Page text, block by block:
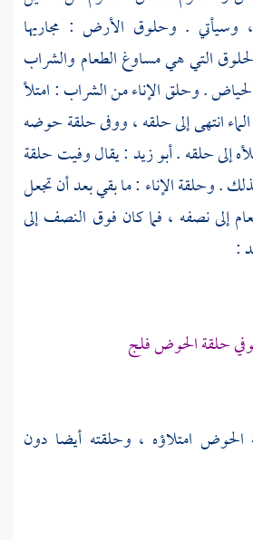
وسيأتي . وحلوق الأرض : مجاريها
التي هي مساوغ الطعام والشراب
. وحلق الإناء من الشراب : امتلأ
انتهى إلى حلقه ، ووفى حلقة حوضه
إلى حلقه .أبو زيد: يقال وفيت حلقة
. وحلقة الإناء : ما بقي بعد أن تجعل
إلى نصفه ، فما كان فوق النصف إلى
:
حلقة الحوض فلج
امتلاؤه ، وحلقته أيضا دون